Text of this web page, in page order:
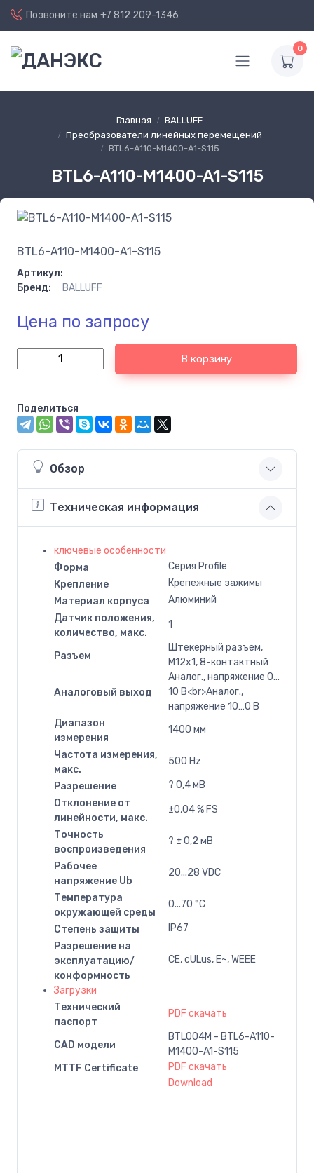
Позвоните нам +7 812 209-1346
0
Главная
BALLUFF
Преобразователи линейных перемещений
BTL6-A110-M1400-A1-S115
BTL6-A110-M1400-A1-S115
BTL6-A110-M1400-A1-S115
Артикул:
Бренд:
BALLUFF
Цена по запросу
В корзину
Поделиться
Обзор
Техническая информация
ключевые особенности
Форма
Серия Profile
Крепление
Крепежные зажимы
Материал корпуса
Алюминий
Датчик положения,
количество, макс.
1
Разъем
Штекерный разъем,
M12x1, 8-контактный
Аналоговый выход
Аналог., напряжение 0…
10 В<br>Аналог.,
напряжение 10…0 В
Диапазон
измерения
1400 мм
Частота измерения,
макс.
500 Hz
Разрешение
? 0,4 мВ
Отклонение от
линейности, макс.
±0,04 % FS
Точность
воспроизведения
? ± 0,2 мВ
Рабочее
напряжение Ub
20...28 VDC
Температура
окружающей среды
0...70 °C
Степень защиты
IP67
Разрешение на
эксплуатацию/
конформность
CE, cULus, E~, WEEE
Загрузки
Технический
паспорт
PDF скачать
CAD модели
BTL004M - BTL6-A110-
M1400-A1-S115
MTTF Certificate
PDF скачать
Download